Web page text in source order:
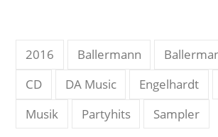
2016 Ballermann
CD
DA Music Engelhardt
Musik
Partyhits Sampler